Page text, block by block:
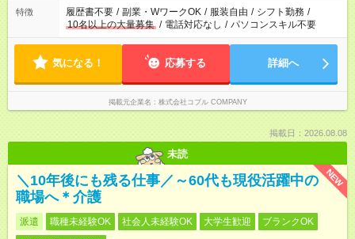
特徴 履歴書不要 / 副業・WワークOK / 服装自由 / シフト勤務 /
10名以上の大量募集 / 電話対応なし / パソコンスキル不要
気になる！ 応募する 詳細へ
掲載元企業名 株式会社コブル COMPANY
掲載日：2026.08.08
未読
NEW
＼10年後にも残る仕事／～60代も現役活躍中の
職場へ＊介護
派遣 職種未経験OK 社会人未経験OK 大学生歓迎
ブランクOK